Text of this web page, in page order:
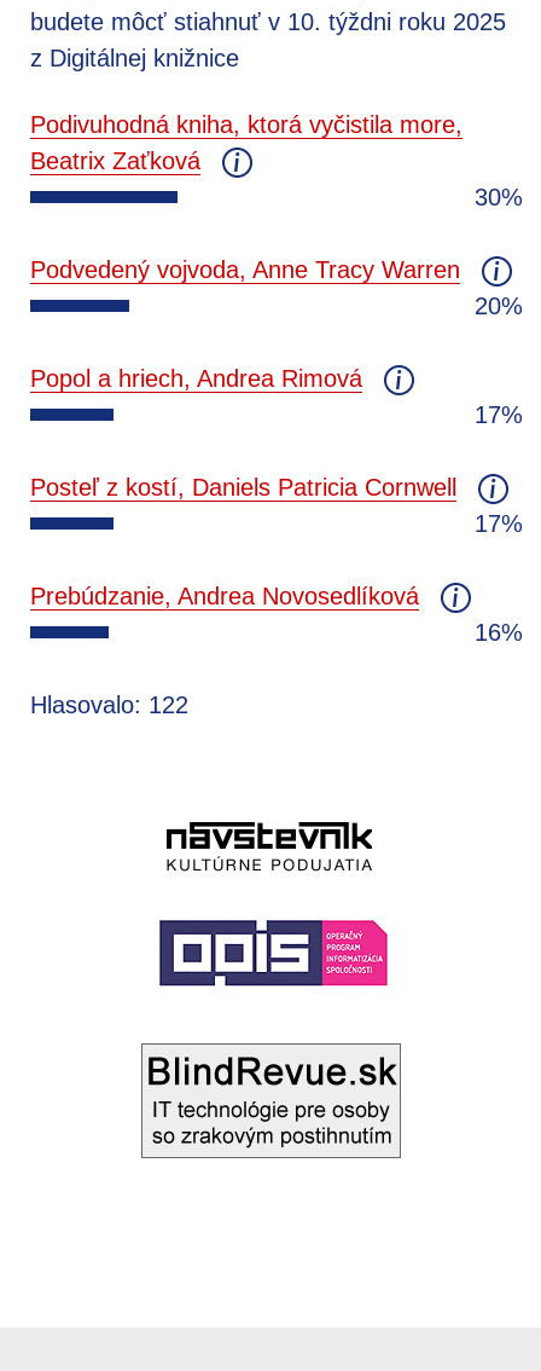
budete môcť stiahnuť v 10. týždni roku 2025
z Digitálnej knižnice
Podivuhodná kniha, ktorá vyčistila more,
Beatrix Zaťková
30%
Podvedený vojvoda, Anne Tracy Warren
20%
Popol a hriech, Andrea Rimová
17%
Posteľ z kostí, Daniels Patricia Cornwell
17%
Prebúdzanie, Andrea Novosedlíková
16%
Hlasovalo: 122